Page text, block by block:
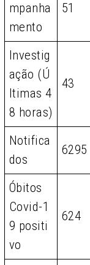
mpanha
mento
51
Investig
ação (Ú
ltimas 4
8 horas)
43
Notifica
dos
6295
Óbitos
Covid-1
9 positi
vo
624